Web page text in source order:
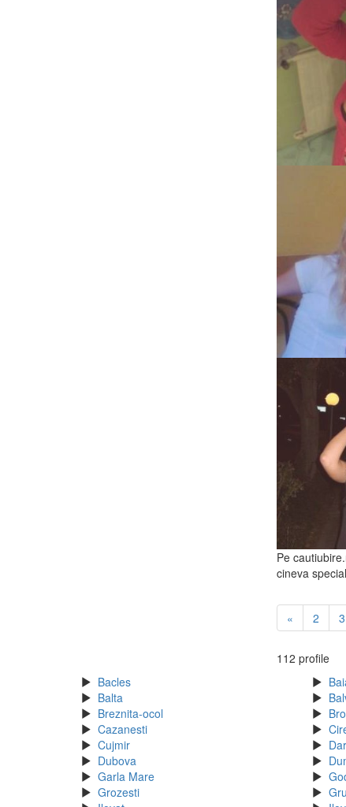
Pe
cineva
« 2 3
112 profile
Bacles
Balta
Breznita-ocol
Cazanesti
Cujmir
Dubova
Garla Mare
Grozesti